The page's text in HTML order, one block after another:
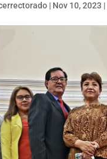
| Nov 10, 2023 |